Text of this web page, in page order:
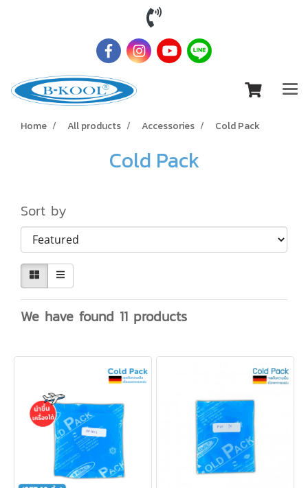
Home All products Accessories Cold Pack
Cold Pack
Sort by
We have found 11 products